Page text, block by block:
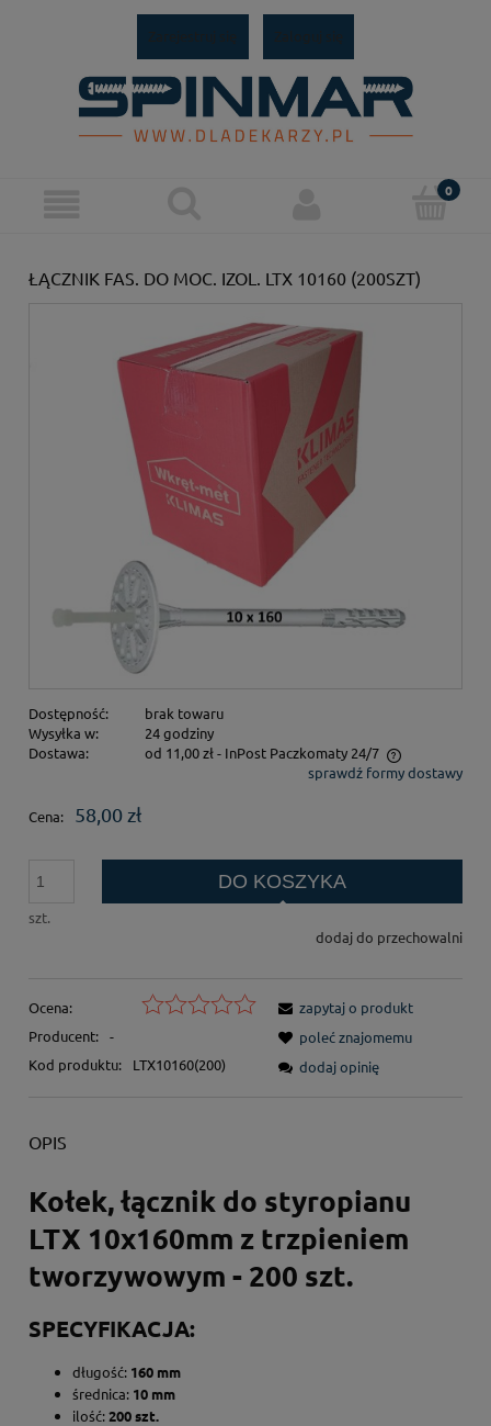
ŁĄCZNIK FAS. DO MOC. IZOL. LTX 10160 (200SZT)
Dostępność:
brak towaru
Wysyłka w:
24 godziny
Dostawa:
od 11,00 zł - InPost Paczkomaty 24/7
Cena nie zawiera ewentualnych kosztów płatnościsprawdź formy dostawy
Cena: 58,00 zł
szt.
DO KOSZYKA
dodaj do przechowalni
Ocena:
Producent: -
Kod produktu:
LTX10160(200)
zapytaj o produkt
poleć znajomemu
dodaj opinię
OPIS
Kołek, łącznik do styropianu
LTX 10x160mm z trzpieniem
tworzywowym - 200 szt.
SPECYFIKACJA:
długość: 160 mm
średnica: 10 mm
ilość:200 szt.